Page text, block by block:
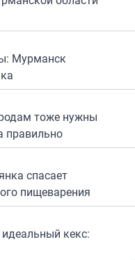
Мурманск
тоже нужны
правильно
спасает
пищеварения
кекс: